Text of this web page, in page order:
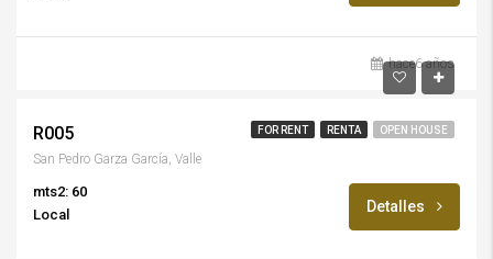
hace6 años
FOR RENT RENTA OPEN HOUSE
R005
San Pedro Garza García, Valle
mts2: 60
Local
Detalles